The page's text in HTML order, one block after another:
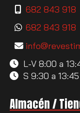
682 843 918
682 843 918
info
L-V 8:00 a
S 9:30 a 13:45
Almacén /